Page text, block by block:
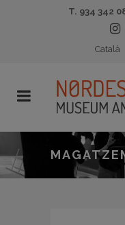
T. 934 342
Català